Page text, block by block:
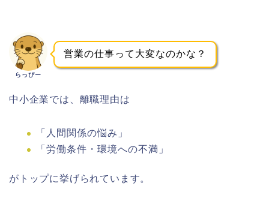
らっぴー
営業の仕事って大変なのかな？
中小企業では、離職理由は
「人間関係の悩み」
「労働条件・環境への不満」
がトップに挙げられています。